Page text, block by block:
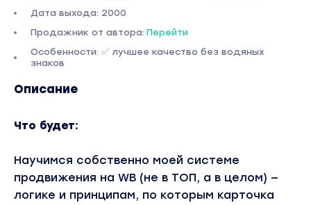
Дата выхода: 2000
Продажник от автора: Перейти
Особенности: ✅ лучшее качество без водяных
знаков
Описание
Что будет:
Научимся собственно моей системе
продвижения на WB (не в ТОП, а в целом) —
логике и принципам, по которым карточка